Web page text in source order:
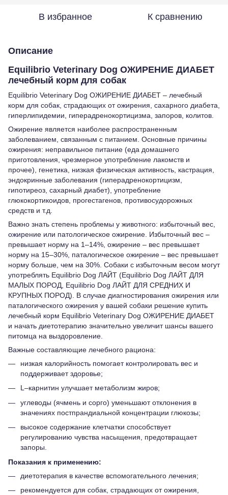
В избранное К сравнению
Описание
Equilibrio Veterinary Dog ОЖИРЕНИЕ ДИАБЕТ
лечебный корм для собак
Equilibrio Veterinary Dog ОЖИРЕНИЕ ДИАБЕТ – лечебный
корм для собак, страдающих от ожирения, сахарного диабета,
гиперлипидемии, гиперадренокортицизма, запоров, колитов.
Ожирение является наиболее распространенным
заболеванием, связанным с питанием. Основные причины
ожирения: неправильное питание (еда домашнего
приготовления, чрезмерное употребление лакомств и
прочее), генетика, низкая физическая активность, кастрация,
эндокринные заболевания (гиперадренокортицизм,
гипотиреоз, сахарный диабет), употребление
глюкокортикоидов, прогестагенов, противосудорожных
средств и т.д.
Важно знать степень проблемы у животного: избыточный вес,
ожирение или патологическое ожирение. Избыточный вес –
превышает норму на 1–14%, ожирение – вес превышает
норму на 15–30%, паталогическое ожирение – вес превышает
норму больше, чем на 30%. Собаки с избыточным весом могут
употреблять Equilibrio Dog ЛАЙТ (Equilibrio Dog ЛАЙТ ДЛЯ
МАЛЫХ ПОРОД, Equilibrio Dog ЛАЙТ ДЛЯ СРЕДНИХ И
КРУПНЫХ ПОРОД). В случае диагностирования ожирения или
паталогического ожирения у вашей собаки решение купить
лечебный корм Equilibrio Veterinary Dog ОЖИРЕНИЕ ДИАБЕТ
и начать диетотерапию значительно увеличит шансы вашего
питомца на выздоровление.
Важные составляющие лечебного рациона:
низкая калорийность помогает контролировать вес и
поддерживает здоровье;
L–карнитин улучшает метаболизм жиров;
углеводы (ячмень и сорго) уменьшают отклонения в
значениях постпрандиальной концентрации глюкозы;
высокое содержание клетчатки способствует
регулированию чувства насыщения, предотвращает
запоры.
Показания к применению:
диетотерапия в качестве вспомогательного лечения;
рекомендуется для собак, страдающих от ожирения,